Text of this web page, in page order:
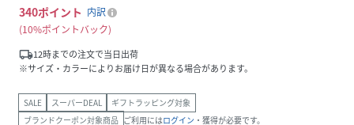
340ポイント 内訳
10%ポイントバック
local_shipping12時までの注文で当日出荷
※サイズ・カラーによりお届け日が異なる場合があります。
SALE スーパーDEAL
ギフトラッピング対象
ブランドクーポン対象商品 ご利用にはログイン ・獲得が必要です。